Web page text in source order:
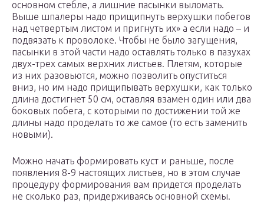
основном стебле, а лишние пасынки выломать.
Выше шпалеры надо прищипнуть верхушки побегов
над четвертым листом и пригнуть их» а если надо – и
подвязать к проволоке. Чтобы не было загущения,
пасынки в этой части надо оставлять только в пазухах
двух-трех самых верхних листьев. Плетям, которые
из них разовьются, можно позволить опуститься
вниз, но им надо прищипывать верхушки, как только
длина достигнет 50 см, оставляя взамен один или два
боковых побега, с которыми по достижении той же
длины надо проделать то же самое (то есть заменить
новыми).
Можно начать формировать куст и раньше, после
появления 8-9 настоящих листьев, но в этом случае
процедуру формирования вам придется проделать
не сколько раз, придерживаясь основной схемы.